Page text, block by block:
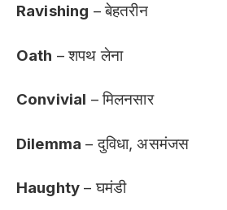
Ravishing – बेहतरीन
Oath – शपथ लेना
Convivial – मिलनसार
Dilemma – दुविधा, असमंजस
Haughty – घमंडी